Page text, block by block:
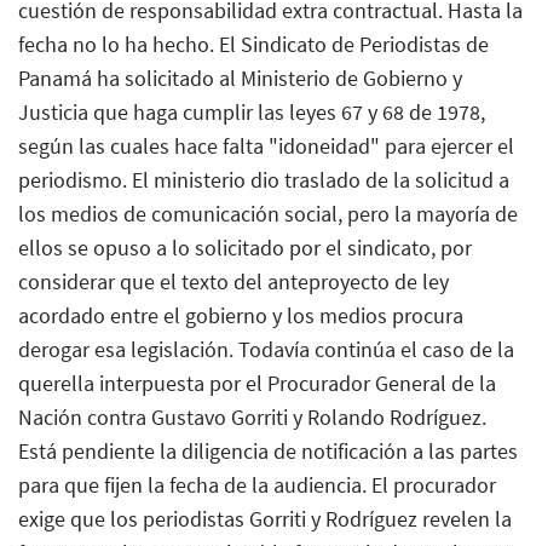
cuestión de responsabilidad extra contractual. Hasta la
fecha no lo ha hecho. El Sindicato de Periodistas de
Panamá ha solicitado al Ministerio de Gobierno y
Justicia que haga cumplir las leyes 67 y 68 de 1978,
según las cuales hace falta "idoneidad" para ejercer el
periodismo. El ministerio dio traslado de la solicitud a
los medios de comunicación social, pero la mayoría de
ellos se opuso a lo solicitado por el sindicato, por
considerar que el texto del anteproyecto de ley
acordado entre el gobierno y los medios procura
derogar esa legislación. Todavía continúa el caso de la
querella interpuesta por el Procurador General de la
Nación contra Gustavo Gorriti y Rolando Rodríguez.
Está pendiente la diligencia de notificación a las partes
para que fijen la fecha de la audiencia. El procurador
exige que los periodistas Gorriti y Rodríguez revelen la